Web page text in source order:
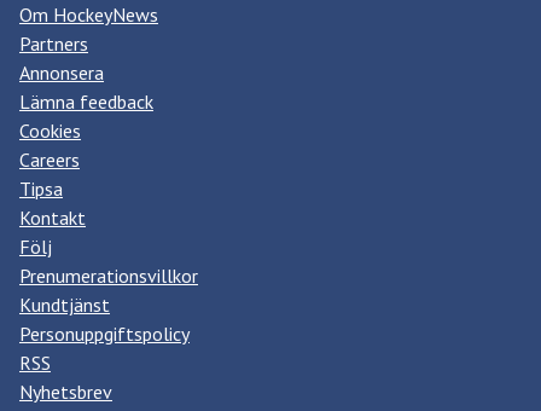
Om HockeyNews
Partners
Annonsera
Lämna feedback
Cookies
Careers
Tipsa
Kontakt
Följ
Prenumerationsvillkor
Kundtjänst
Personuppgiftspolicy
RSS
Nyhetsbrev